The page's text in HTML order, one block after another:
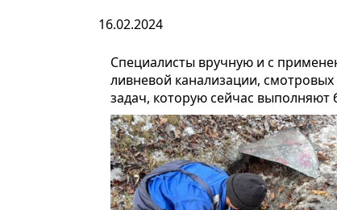
16.02.2024
Специалисты вручную и с
ливневой канализации,
задач, которую сейчас